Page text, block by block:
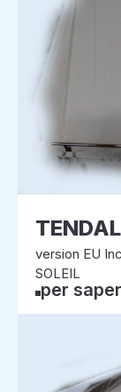
version EU
SOLEIL
per